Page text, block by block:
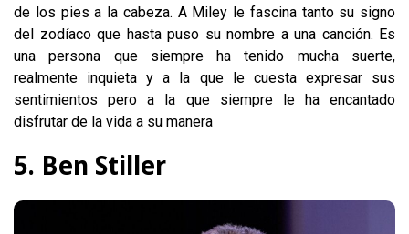
de los pies a la cabeza. A Miley le fascina tanto su signo
del zodíaco que hasta puso su nombre a una canción. Es
una persona que siempre ha tenido mucha suerte,
realmente inquieta y a la que le cuesta expresar sus
sentimientos pero a la que siempre le ha encantado
disfrutar de la vida a su manera
5. Ben Stiller